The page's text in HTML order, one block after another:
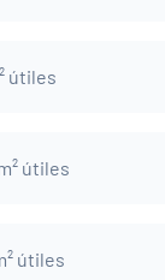
útiles
útiles
útiles